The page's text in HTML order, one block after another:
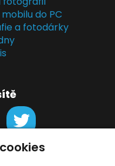
do PC
a fotodárky